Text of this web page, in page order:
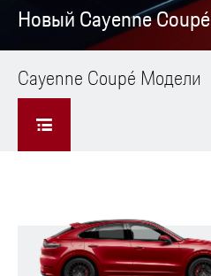
Новый Cayenne Coupé
Cayenne Coupé Модели